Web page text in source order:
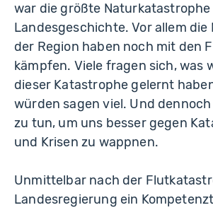
war die größte Naturkatastrophe
Landesgeschichte. Vor allem die
der Region haben noch mit den
kämpfen. Viele fragen sich, was
dieser Katastrophe gelernt
würden sagen viel. Und
zu tun, um uns besser gegen
und Krisen zu wappnen.
Unmittelbar nach der
Landesregierung ein